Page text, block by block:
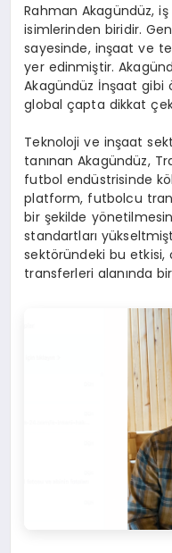
Rahman Akagündüz,
isimlerinden biridir.
sayesinde, inşaat ve
yer edinmiştir.
Akagündüz İnşaat gibi
global çapta dikkat
Teknoloji ve inşaat
tanınan Akagündüz,
futbol endüstrisinde
platform, futbolcu
bir şekilde
standartları
sektöründeki bu
transferleri alanında